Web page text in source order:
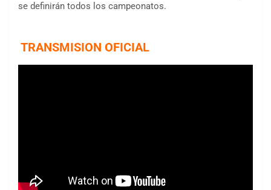
se definirán todos los campeonatos.
TRANSMISION OFICIAL